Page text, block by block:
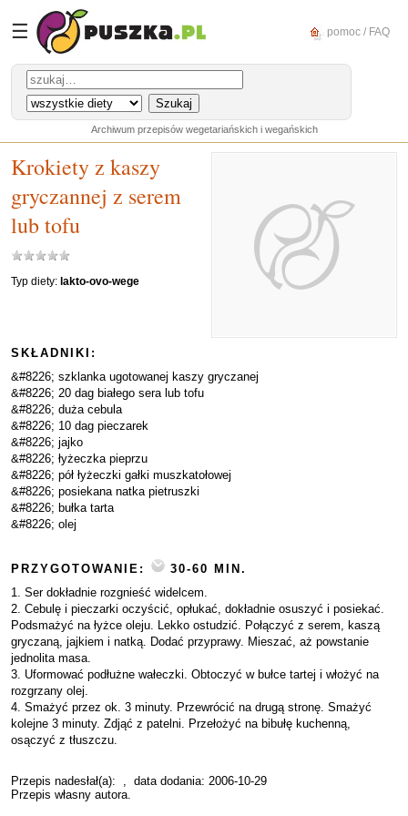
☰ pomoc / FAQ
Archiwum przepisów wegetariańskich i wegańskich
Krokiety z kaszy
gryczannej z serem
lub tofu
Typ diety: lakto-ovo-wege
SKŁADNIKI:
&#8226; szklanka ugotowanej kaszy gryczanej
&#8226; 20 dag białego sera lub tofu
&#8226; duża cebula
&#8226; 10 dag pieczarek
&#8226; jajko
&#8226; łyżeczka pieprzu
&#8226; pół łyżeczki gałki muszkatołowej
&#8226; posiekana natka pietruszki
&#8226; bułka tarta
&#8226; olej
PRZYGOTOWANIE:
30-60 MIN.
1. Ser dokładnie rozgnieść widelcem.
2. Cebulę i pieczarki oczyścić, opłukać, dokładnie osuszyć i posiekać.
Podsmażyć na łyżce oleju. Lekko ostudzić. Połączyć z serem, kaszą
gryczaną, jajkiem i natką. Dodać przyprawy. Mieszać, aż powstanie
jednolita masa.
3. Uformować podłużne wałeczki. Obtoczyć w bułce tartej i włożyć na
rozgrzany olej.
4. Smażyć przez ok. 3 minuty. Przewrócić na drugą stronę. Smażyć
kolejne 3 minuty. Zdjąć z patelni. Przełożyć na bibułę kuchenną,
osączyć z tłuszczu.
Przepis nadesłał(a): , data dodania: 2006-10-29
Przepis własny autora.